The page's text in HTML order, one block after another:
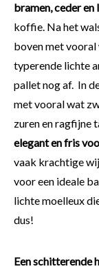
bramen, ceder
koffie. Na het
boven met vooral
typerende lichte
pallet nog af. In
met vooral wat
zuren en ragfijne
elegant en fris
vaak krachtige
voor een ideale
lichte moelleux
dus!
Een schitterende